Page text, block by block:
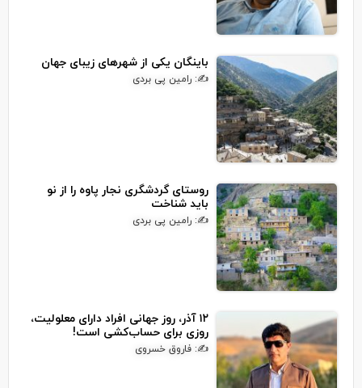
باینگان یکی از شهرهای زیبای جهان
✍: رامین پی بردی
روستای گردشگری نجار پاوه را از نو
باید شناخت
✍: رامین پی بردی
۱۲ آذر، روز جهانی افراد دارای معلولیت،
روزی برای حساب‌کشی است!
✍: فاروق خسروی